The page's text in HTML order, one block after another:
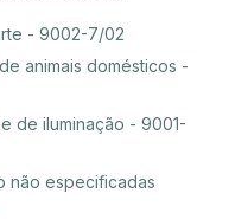
- 9002-7/02
animais domésticos -
de iluminação - 9001-
não especificadas